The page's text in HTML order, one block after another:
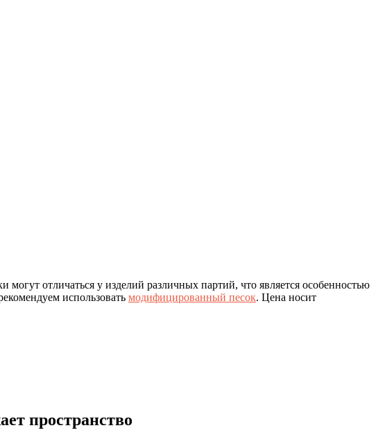
отличаться у изделий различных партий, что является особенностью
использовать модифицированный песок. Цена носит
пространство